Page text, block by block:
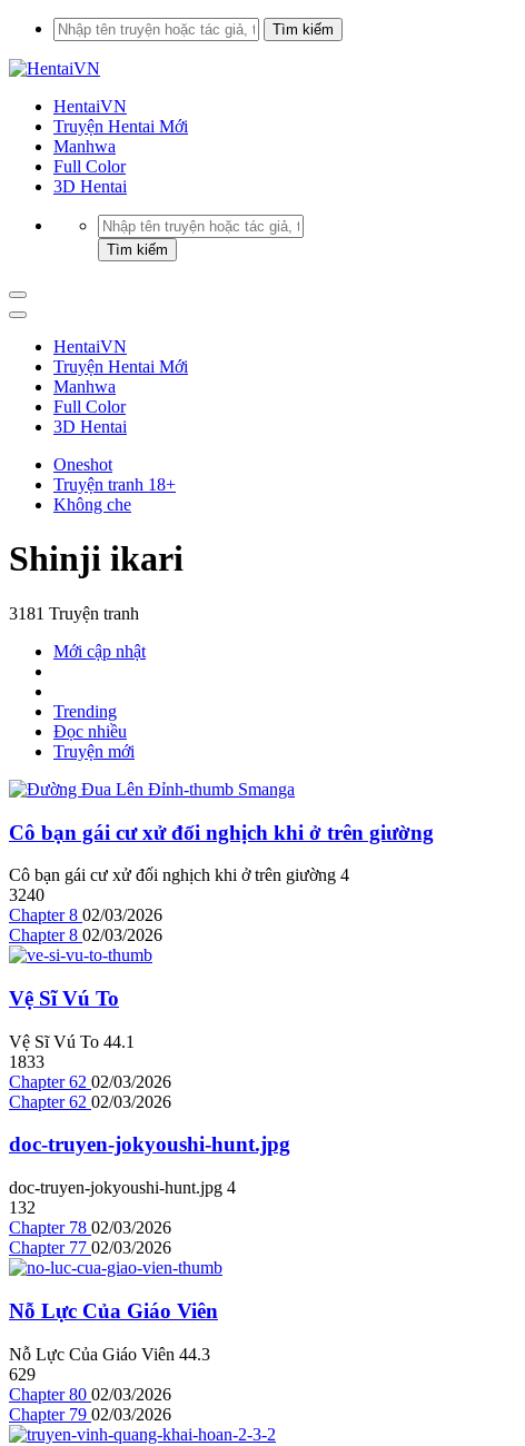
HentaiVN
Truyện Hentai Mới
Manhwa
Full Color
3D Hentai
HentaiVN
Truyện Hentai Mới
Manhwa
Full Color
3D Hentai
Oneshot
Truyện tranh 18+
Không che
Shinji ikari
3181 Truyện tranh
Mới cập nhật
Trending
Đọc nhiều
Truyện mới
Cô bạn gái cư xử đối nghịch khi ở trên giường
Cô bạn gái cư xử đối nghịch khi ở trên giường 4
3240
Chapter 8 02/03/2026
Chapter 8 02/03/2026
Vệ Sĩ Vú To
Vệ Sĩ Vú To 44.1
1833
Chapter 62 02/03/2026
Chapter 62 02/03/2026
doc-truyen-jokyoushi-hunt.jpg
doc-truyen-jokyoushi-hunt.jpg 4
132
Chapter 78 02/03/2026
Chapter 77 02/03/2026
Nỗ Lực Của Giáo Viên
Nỗ Lực Của Giáo Viên 44.3
629
Chapter 80 02/03/2026
Chapter 79 02/03/2026